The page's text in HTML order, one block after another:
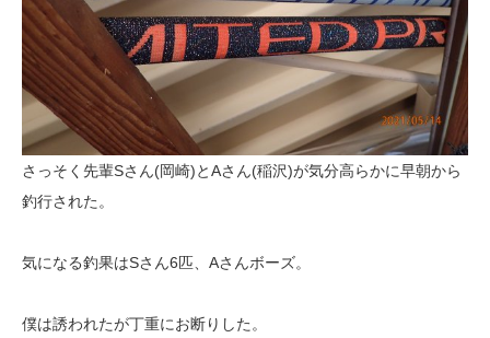
さっそく先輩Sさん(岡崎)とAさん(稲沢)が気分高らかに早朝から
釣行された。
気になる釣果はSさん6匹、Aさんボーズ。
僕は誘われたが丁重にお断りした。